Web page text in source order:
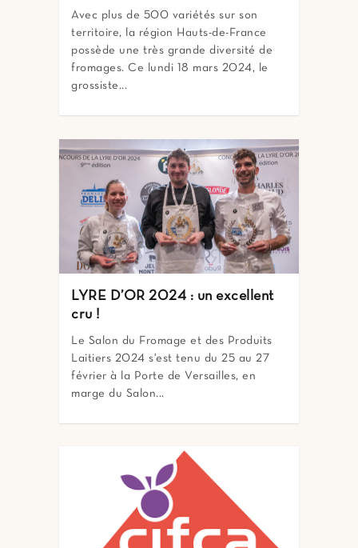
Avec plus de 500 variétés sur son
territoire, la région Hauts-de-France
possède une très grande diversité de
fromages. Ce lundi 18 mars 2024, le
grossiste...
LYRE D’OR 2024 : un excellent
cru !
Le Salon du Fromage et des Produits
Laitiers 2024 s'est tenu du 25 au 27
février à la Porte de Versailles, en
marge du Salon...